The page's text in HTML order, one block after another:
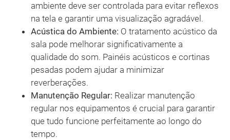
ambiente deve ser controlada para evitar reflexos
na tela e garantir uma visualização agradável.
Acústica do Ambiente: O tratamento acústico da
sala pode melhorar significativamente a
qualidade do som. Painéis acústicos e cortinas
pesadas podem ajudar a minimizar
reverberações.
Manutenção Regular: Realizar manutenção
regular nos equipamentos é crucial para garantir
que tudo funcione perfeitamente ao longo do
tempo.